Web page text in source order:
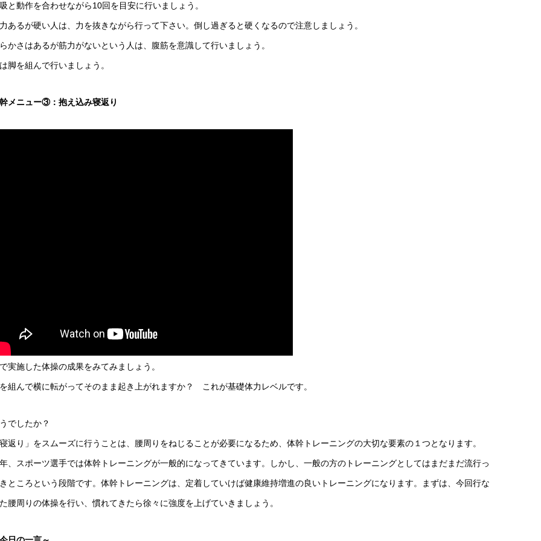
と動作を合わせながら10回を目安に行いましょう。
あるが硬い人は、力を抜きながら行って下さい。倒し過ぎると硬くなるので注意しましょう。
かさはあるが筋力がないという人は、腹筋を意識して行いましょう。
脚を組んで行いましょう。
メニュー③：抱え込み寝返り
実施した体操の成果をみてみましょう。
組んで横に転がってそのまま起き上がれますか？ これが基礎体力レベルです。
でしたか？
寝返り」をスムーズに行うことは、腰周りをねじることが必要になるため、体幹トレーニングの大切な要素の１つとなります。
、スポーツ選手では体幹トレーニングが一般的になってきています。しかし、一般の方のトレーニングとしてはまだまだ流行っ
ところという段階です。体幹トレーニングは、定着していけば健康維持増進の良いトレーニングになります。まずは、今回行な
腰周りの体操を行い、慣れてきたら徐々に強度を上げていきましょう。